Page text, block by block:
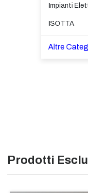
Impianti
ISOTTA
Altre
Prodotti